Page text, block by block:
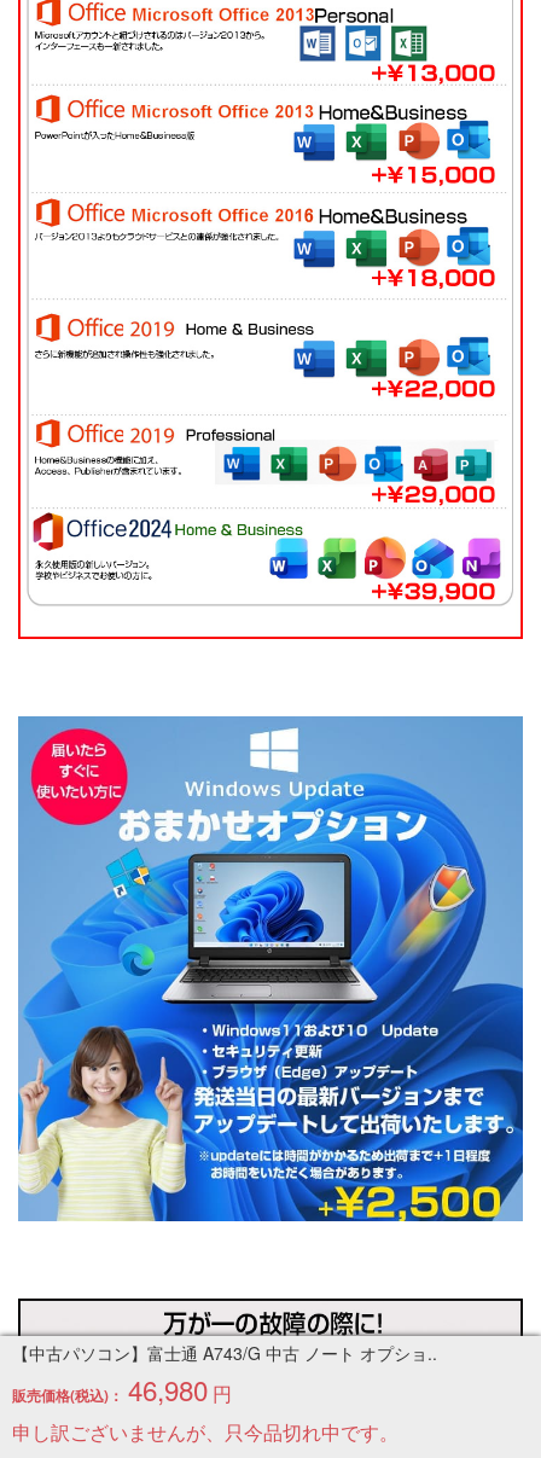
【中古パソコン】富士通 A743/G 中古 ノート オプショ..
販売価格(税込)： 46,980 円
申し訳ございませんが、只今品切れ中です。